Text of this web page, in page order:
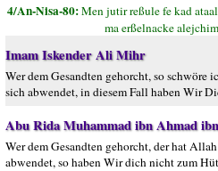
4/An-Nisa-80:Men jutir reßule fe kad
ma erßelnacke
Imam Iskender Ali Mihr
Wer dem Gesandten gehorcht, so
sich abwendet, in diesem Fall haben Wir
Abu Rida Muhammad ibn Ahmad
Wer dem Gesandten gehorcht, der hat
abwendet, so haben Wir dich nicht zum